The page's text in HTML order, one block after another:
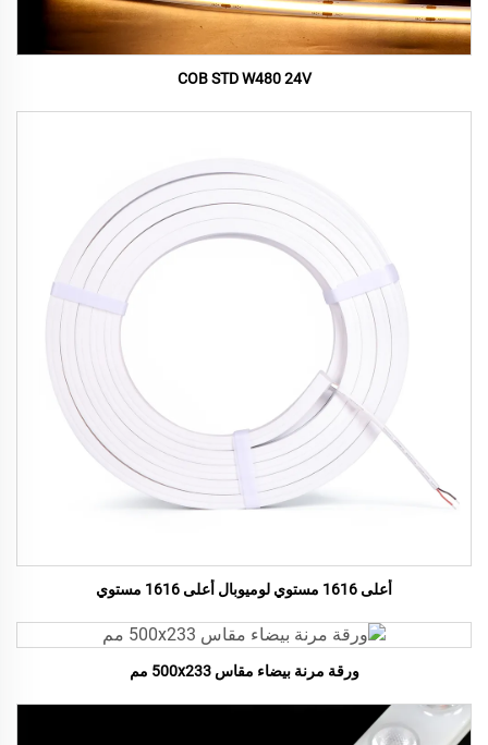
COB STD W480 24V
أعلى 1616 مستوي لوميوبال أعلى 1616 مستوي
ورقة مرنة بيضاء مقاس 500x233 مم